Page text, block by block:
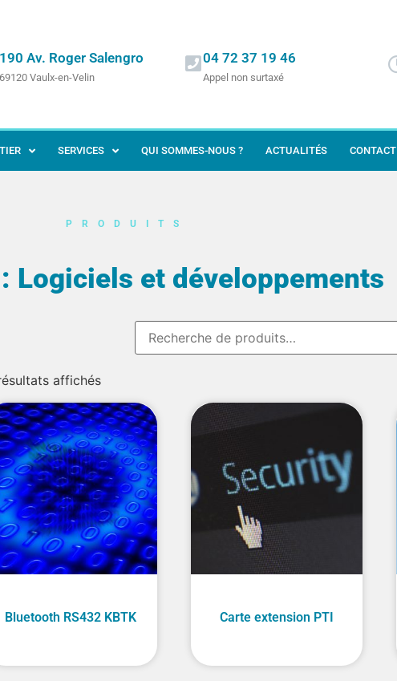
190 Av. Roger Salengro
69120 Vaulx-en-Velin
04 72 37 19 46
Appel non surtaxé
SERVICES QUI SOMMES-NOUS ? ACTUALITÉS CONTACT
PRODUITS
Logiciels et développements
affichés
Bluetooth RS432 KBTK Carte extension PTI